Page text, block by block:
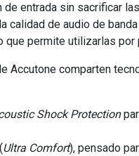
de entrada sin sacrificar
calidad de audio de
que permite utilizarlas
Accutone comparten
Shock Protection
Ultra Comfort), pensado